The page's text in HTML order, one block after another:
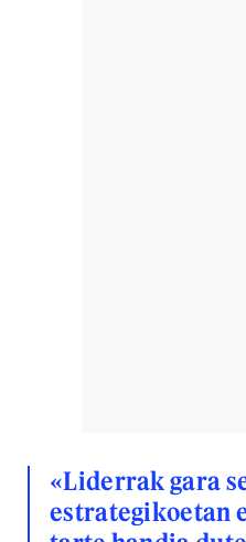
«Liderrak gara
estrategikoetan